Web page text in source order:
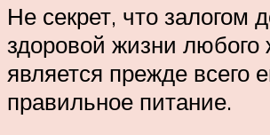
Не секрет, что залогом
здоровой жизни любого
является прежде всего
правильное питание.